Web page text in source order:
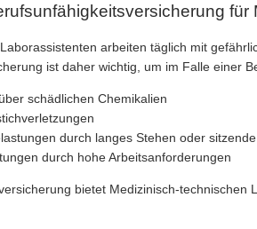
arbeiten täglich mit
ist daher wichtig, um im Falle einer
schädlichen Chemikalien
durch langes Stehen oder
durch hohe Arbeitsanforderungen
bietet Medizinisch-